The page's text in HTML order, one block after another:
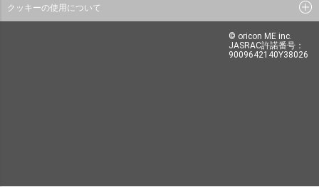
クッキーの使用について
© oricon ME inc.
JASRAC許諾番号：
9009642140Y38026